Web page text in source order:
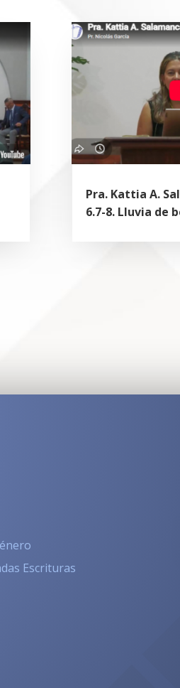
Pra. Kattia A.
6.7-8. Lluvia de
Escrituras